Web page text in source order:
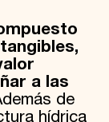
a las
de
hídrica